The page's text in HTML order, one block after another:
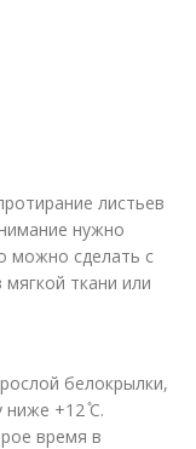
листьев
нужно
можно сделать с
ткани или
белокрылки,
ниже +12 ̊С.
время в